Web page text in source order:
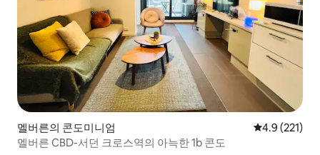
멜버른의 콘도미니엄 평점 4.9점(5
4.9 (221)
멜버른 CBD-서던 크로스역의 아늑한 1b 콘도